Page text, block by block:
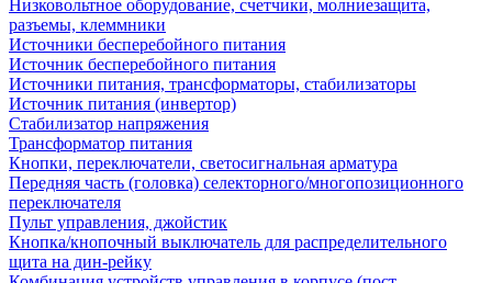
Низковольтное оборудование, счетчики, молниезащита,
разъемы, клеммники
Источники бесперебойного питания
Источник бесперебойного питания
Источники питания, трансформаторы, стабилизаторы
Источник питания (инвертор)
Стабилизатор напряжения
Трансформатор питания
Кнопки, переключатели, светосигнальная арматура
Передняя часть (головка) селекторного/многопозиционного
переключателя
Пульт управления, джойстик
Кнопка/кнопочный выключатель для распределительного
щита на дин-рейку